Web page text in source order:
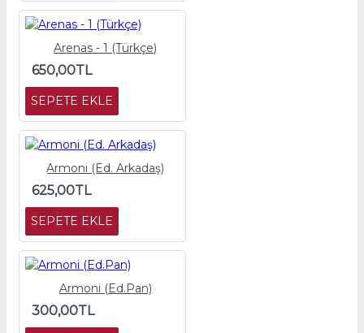
Arenas - 1 (Türkçe)
650,00TL
SEPETE EKLE
Armoni (Ed. Arkadaş)
625,00TL
SEPETE EKLE
Armoni (Ed.Pan)
300,00TL